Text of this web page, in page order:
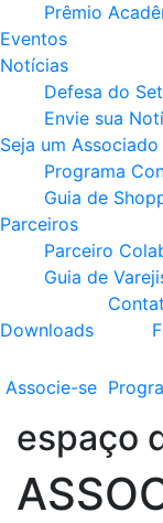
Prêmio
Eventos
Notícias
Defesa do
Envie sua
Seja um Associado
Programa
Guia de
Parceiros
Parceiro
Guia de
Downloads
Associe-se
espaço